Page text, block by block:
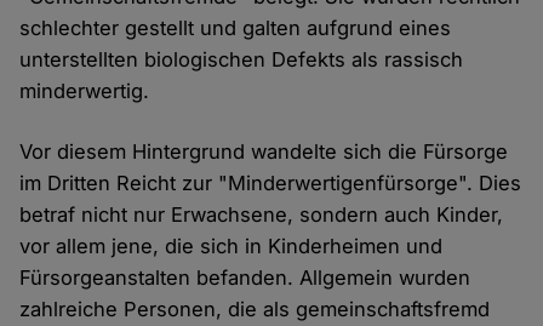
schlechter gestellt und galten aufgrund eines
unterstellten biologischen Defekts als rassisch
minderwertig.
Vor diesem Hintergrund wandelte sich die Fürsorge
im Dritten Reicht zur "Minderwertigenfürsorge". Dies
betraf nicht nur Erwachsene, sondern auch Kinder,
vor allem jene, die sich in Kinderheimen und
Fürsorgeanstalten befanden. Allgemein wurden
zahlreiche Personen, die als gemeinschaftsfremd